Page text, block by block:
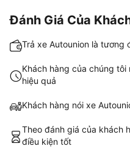
Đánh Giá Của
Trả xe Autounion là tương
Khách hàng của chúng tôi
hiệu quả
Khách hàng nói xe
Theo đánh giá của khách
điều kiện tốt